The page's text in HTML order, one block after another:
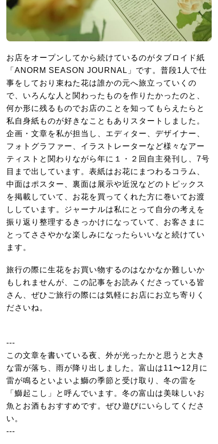
お店をオープンしてから続けているのがタブロイド紙
「ANORM SEASON JOURNAL」です。普段1人で仕
事をしており束ねた花は誰かの元へ旅立っていくの
で、いろんな人と関わったものを作りたかったのと、
何か形に残るものでお店のことを知ってもらえたらと
私自身紙ものが好きなこともありスタートしました。
企画・文章を私が担当し、エディター、デザイナー、
フォトグラファー、イラストレーターなど様々なアー
ティストと関わりながら年に１・２回自主発刊し、7号
目まで出しています。表紙はお花にまつわるコラム、
中面はポスター、裏面は展示や近況などのトピックス
を掲載していて、お花を買ってくれた方に巻いてお渡
ししています。ジャーナルは私にとって自分の考えを
振り返り整理するきっかけになっていて、お客さまに
とってささやかな楽しみになったらいいなと続けてい
ます。
旅行の際に生花をお買い物するのはなかなか難しいか
もしれませんが、この記事をお読みくださっている皆
さん、ぜひご旅行の際には気軽にお店にお立ち寄りく
ださいね。
---
この文章を書いている夜、外が光ったかと思うと大き
な雷が落ち、雨が降り出しました。富山は11〜12月に
雷が鳴るといよいよ鰤の季節と受け取り、冬の雷を
「鰤起こし」と呼んでいます。冬の富山は美味しいお
魚とお酒もおすすめです。ぜひ遊びにいらしてくださ
い。
---